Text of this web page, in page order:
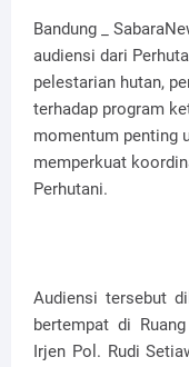
Bandung _
audiensi dari
pelestarian hutan,
terhadap program
momentum penting
memperkuat
Perhutani.
Audiensi tersebut
bertempat di
Irjen Pol. Rudi